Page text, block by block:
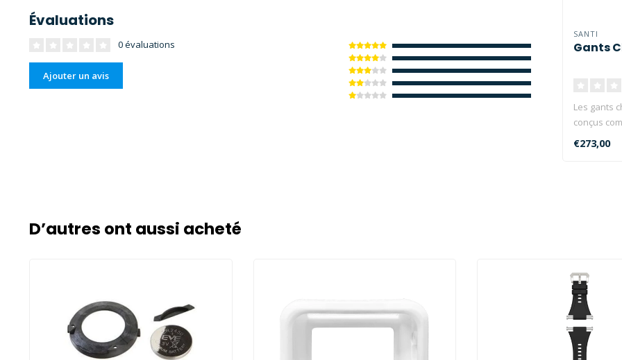
Évaluations
0 évaluations
Ajouter un avis
SANTI
Gants
Les gants
conçus
€273,00
D’autres ont aussi acheté